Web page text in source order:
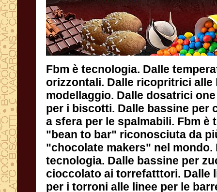
Fbm è tecnologia. Dalle
orizzontali. Dalle ricopritrici
modellaggio. Dalle dosatrici one
per i biscotti. Dalle bassine per
a sfera per le spalmabili. Fbm è
"bean to bar" riconosciuta
"chocolate makers" nel
tecnologia. Dalle bassine per
cioccolato ai torrefatttori. Dalle
per i torroni alle linee per le
Dalle linee per le "jelly" ai
temperatura per confetture e
sono insieme mantenendo la
continuando il percorso per
fianco del produttore di dolci che
e servizio con affidabilità. Sia Fbm
hanno clienti che sono insieme
utilizzano i nostri macchinari da
Fbm che Rollermac sono a
enorme FBM AREA
disponibile la propria
chiunque voglia apprezzare i
Fbm che Rollermac propongono